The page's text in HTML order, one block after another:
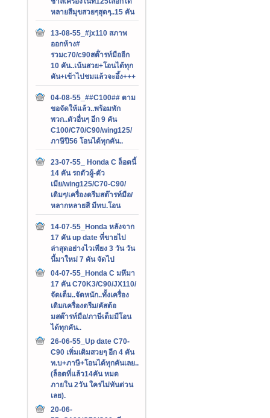
หลายสีมุขสวยๆสุดๆ..15 คัน
13-08-55_#jx110 สภาพ
ออกห้าง#
รวมc70/c90สต๊่ารท์มืออีก
10 คัน..เน้นสวย+โอนได้ทุก
คัน+เข้าไปชมแล้วจะอึ้ง+++
04-08-55_##C100## ตาม
ขอจัดให้แล้ว..พร้อมพัก
พวก..ตัวอื่นๆ อีก 9 คัน
C100/C70/C90/wing125/
ภาษีปี56 โอนได้ทุกคัน..
23-07-55_ Honda C ล็อตนี้
14 คัน รถตัวผู้-ตัว
เมีย/wing125/C70-C90/
เดิมๆ/เครื่องดรีมสต๊ารท์มือ/
หลากหลายสี มีทบ.โอน
14-07-55_Honda หลังจาก
17 คัน up date ที่ขายไป
ล่าสุดอย่างไวเพียง 3 วัน วัน
นี้มาใหม่ 7 คัน จัดไป
04-07-55_Honda C มหึมา
17 คัน C70K3/C90/JX110/
จัดเต็ม..จัดหนัก..ทั้งเครื่อง
เดิม/เครื่องดรีม/คัสต้อ
มสต๊ารท์มือ/ภาษีเต็มมีโอน
ได้ทุกคัน..
26-06-55_Up date C70-
C90 เพิ่มเติมสวยๆ อีก 4 คัน
ท.บ+ภาษี+โอนได้ทุกคันเลย..
(ล็อตที่แล้ว14คัน หมด
ภายใน 2วัน ใครไม่ทันด่วน
เลย).
20-06-